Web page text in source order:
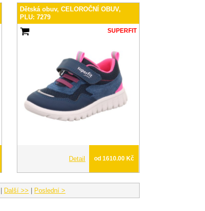
Dětská obuv, CELOROČNÍ OBUV,
PLU: 7279
SUPERFIT
Detail od 1610.00 Kč
Další >> Poslední >